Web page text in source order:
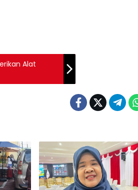
Alat